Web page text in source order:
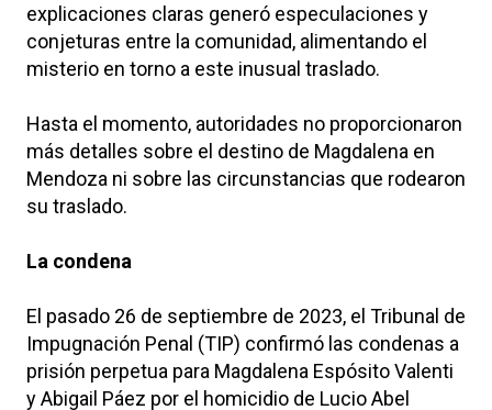
explicaciones claras generó especulaciones y
conjeturas entre la comunidad, alimentando el
misterio en torno a este inusual traslado.
Hasta el momento, autoridades no proporcionaron
más detalles sobre el destino de Magdalena en
Mendoza ni sobre las circunstancias que rodearon
su traslado.
La condena
El pasado 26 de septiembre de 2023, el Tribunal de
Impugnación Penal (TIP) confirmó las condenas a
prisión perpetua para Magdalena Espósito Valenti
y Abigail Páez por el homicidio de Lucio Abel